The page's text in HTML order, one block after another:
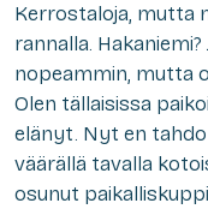
Kerrostaloja, mutta
rannalla.
nopeammin, mutta
Olen tällaisissa
elänyt. Nyt en
väärällä tavalla
osunut